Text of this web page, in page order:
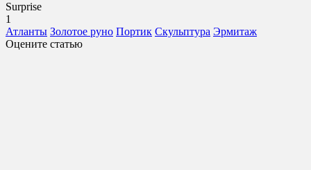
Surprise
1
Атланты Золотое руно Портик Скульптура Эрмитаж
Оцените статью